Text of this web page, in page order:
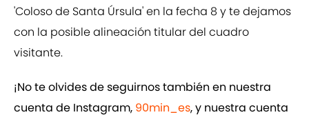
'Coloso de Santa Úrsula' en la fecha 8 y te dejamos
con la posible alineación titular del cuadro
visitante.
¡No te olvides de seguirnos también en nuestra
cuenta de Instagram, 90min_es, y nuestra cuenta